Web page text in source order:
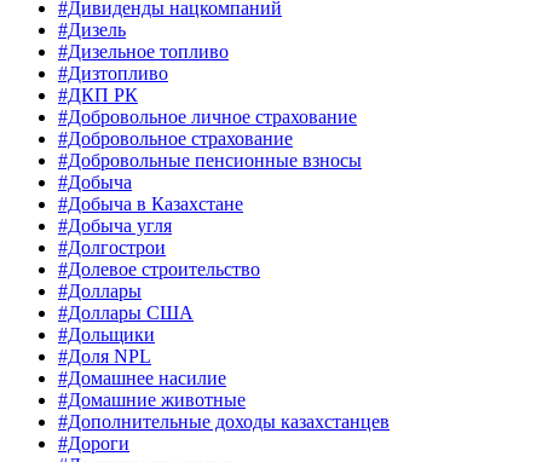
#Дивиденды нацкомпаний
#Дизель
#Дизельное топливо
#Дизтопливо
#ДКП РК
#Добровольное личное страхование
#Добровольное страхование
#Добровольные пенсионные взносы
#Добыча
#Добыча в Казахстане
#Добыча угля
#Долгострои
#Долевое строительство
#Доллары
#Доллары США
#Дольщики
#Доля NPL
#Домашнее насилие
#Домашние животные
#Дополнительные доходы казахстанцев
#Дороги